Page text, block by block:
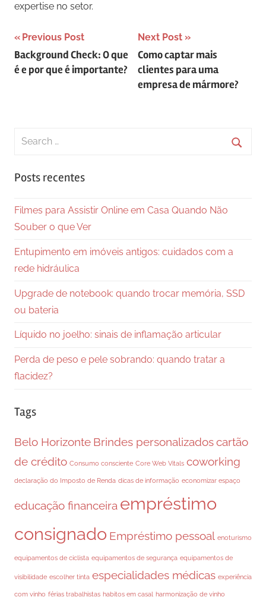
expertise no setor.
Navegação
de
Previous Post
Background Check: O que
é e por que é importante?
Next Post
Como captar mais
clientes para uma
empresa de mármore?
Search
Posts recentes
Filmes para Assistir Online em Casa Quando Não
Souber o que Ver
Entupimento em imóveis antigos: cuidados com a
rede hidráulica
Upgrade de notebook: quando trocar memória, SSD
ou bateria
Líquido no joelho: sinais de inflamação articular
Perda de peso e pele sobrando: quando tratar a
flacidez?
Tags
Belo Horizonte Brindes personalizadoscartão
de crédito Consumo consciente Core Web Vitals coworking
declaração do Imposto de Renda dicas de informação economizar espaço
educação financeira empréstimo
consignado Empréstimo pessoal enoturismo
equipamentos de ciclista equipamentos de segurança equipamentos de
visibilidade escolher tinta especialidades médicas experiência
com vinho férias trabalhistas habitos em casal harmonização de vinho